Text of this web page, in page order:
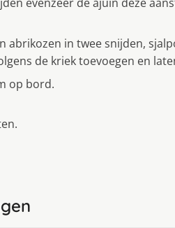
abrikozen in twee snijden,
de kriek toevoegen en
op bord.